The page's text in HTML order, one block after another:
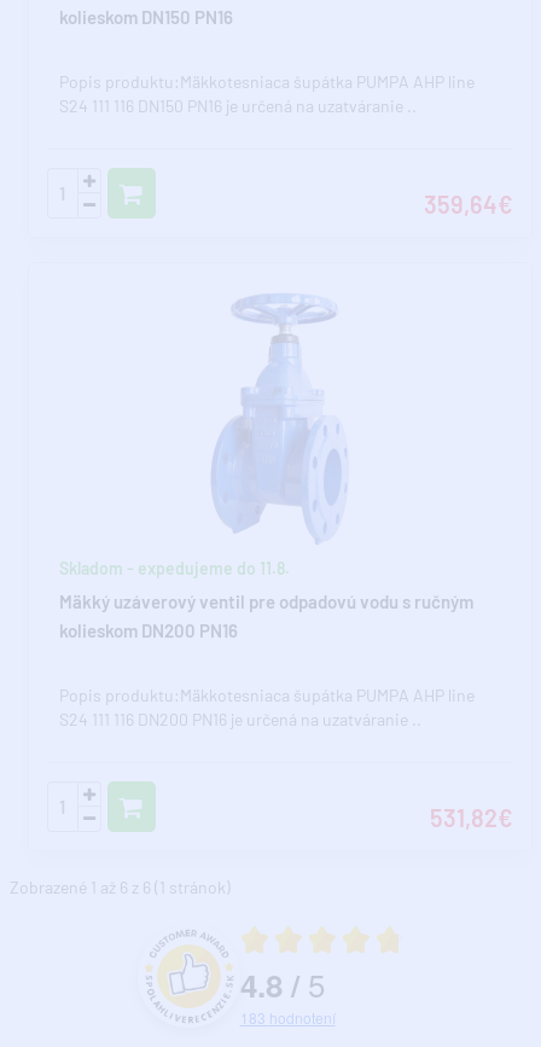
kolieskom DN150 PN16
Popis produktu:Mäkkotesniaca šupátka PUMPA AHP line
S24 111 116 DN150 PN16 je určená na uzatváranie ..
359,64€
Skladom - expedujeme do 11.8.
Mäkký uzáverový ventil pre odpadovú vodu s ručným
kolieskom DN200 PN16
Popis produktu:Mäkkotesniaca šupátka PUMPA AHP line
S24 111 116 DN200 PN16 je určená na uzatváranie ..
531,82€
Zobrazené 1 až 6 z 6 (1 stránok)
Hodnotenie a recenzie zákazníkov
Priemerné hodnotenie 4.8 z 5
4.8 / 5
183 hodnotení